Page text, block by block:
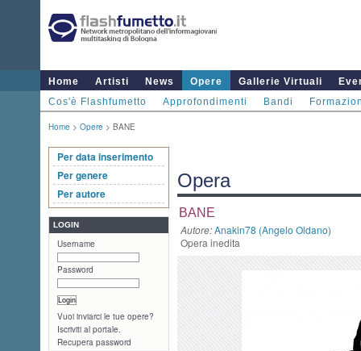
Home Artisti News Opere Gallerie Virtuali
Cos'è Flashfumetto
Approfondimenti Bandi
Home > Opere > BANE
Per data inserimento
Per genere
Per autore
LOGIN
Username
Password
Vuoi inviarci le tue opere?
Iscriviti al portale.
Recupera password
Opera
BANE
Autore:Anakin78 (Angelo Oldano)
Opera inedita